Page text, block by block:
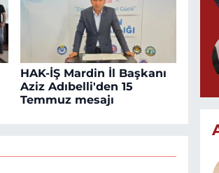
HAK-İŞ Mardin İl Başkanı
Aziz Adıbelli'den 15
Temmuz mesajı